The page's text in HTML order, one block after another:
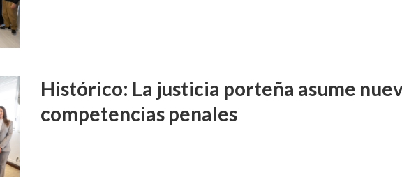
Histórico: La justicia porteña asume
competencias penales